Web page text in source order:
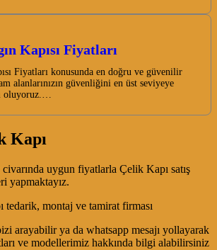
Kapısı Fiyatları
Fiyatları konusunda en doğru ve güvenilir
alanlarınızın güvenliğini en üst seviyeye
oluyoruz.…
Kapı
uygun fiyatlarla Çelik Kapı satış
yapmaktayız.
tedarik, montaj ve tamirat firması
arayabilir ya da whatsapp mesajı yollayarak
ve modellerimiz hakkında bilgi alabilirsiniz